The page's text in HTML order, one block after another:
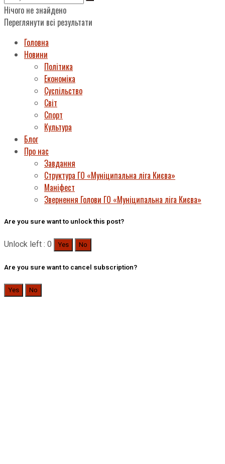
Нічого не знайдено
Переглянути всі результати
Головна
Новини
Політика
Економіка
Суспільство
Світ
Спорт
Культура
Блог
Про нас
Завдання
Структура ГО «Муніципальна ліга Києва»
Маніфест
Звернення Голови ГО «Муніципальна ліга Києва»
Are you sure want to unlock this post?
Unlock left : 0 Yes No
Are you sure want to cancel subscription?
Yes No